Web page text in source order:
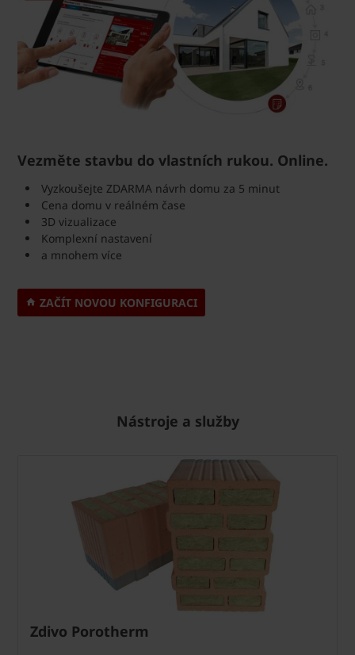
Vezměte stavbu do vlastních rukou. Online.
Vyzkoušejte ZDARMA návrh domu za 5 minut
Cena domu v reálném čase
3D vizualizace
Komplexní nastavení
a mnohem více
ZAČÍT NOVOU KONFIGURACI
Nástroje a služby
Zdivo Porotherm